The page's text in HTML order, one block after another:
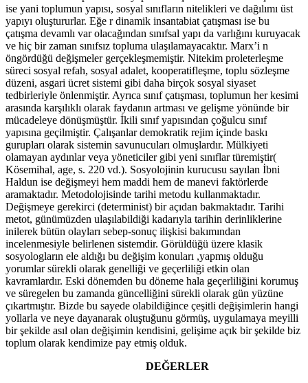
ise yani toplumun yapısı, sosyal sınıfların nitelikleri ve dağılımı üst
yapıyı oluştururlar. Eğe r dinamik insantabiat çatışması ise bu
çatışma devamlı var olacağından sınıfsal yapı da varlığını kuruyacak
ve hiç bir zaman sınıfsız topluma ulaşılamayacaktır. Marx’i n
öngördüğü değişmeler gerçekleşmemiştir. Nitekim proleterleşme
süreci sosyal refah, sosyal adalet, kooperatifleşme, toplu sözleşme
düzeni, asgari ücret sistemi gibi daha birçok sosyal siyaset
tedbirleriyle önlenmiştir. Ayrıca sınıf çatışması, toplumun her kesimi
arasında karşılıklı olarak faydanın artması ve gelişme yönünde bir
mücadeleye dönüşmüştür. İkili sınıf yapısından çoğulcu sınıf
yapısına geçilmiştir. Çalışanlar demokratik rejim içinde baskı
gurupları olarak sistemin savunucuları olmuşlardır. Mülkiyeti
olamayan aydınlar veya yöneticiler gibi yeni sınıflar türemiştir(
Kösemihal, age, s. 220 vd.). Sosyolojinin kurucusu sayılan İbni
Haldun ise değişmeyi hem maddi hem de manevi faktörlerde
aramaktadır. Metodolojisinde tarihi metodu kullanmaktadır.
Değişmeye gerekirci (determinist) bir açıdan bakmaktadır. Tarihi
metot, günümüzden ulaşılabildiği kadarıyla tarihin derinliklerine
inilerek bütün olayları sebep-sonuç ilişkisi bakımından
incelenmesiyle belirlenen sistemdir. Görüldüğü üzere klasik
sosyologların ele aldığı bu değişim konuları ,yapmış olduğu
yorumlar sürekli olarak genelliği ve geçerliliği etkin olan
kavramlardır. Eski dönemden bu döneme hala geçerliliğini korumuş
ve süregelen bu zamanda güncelliğini sürekli olarak gün yüzüne
çıkartmıştır. Bizde bu sayede olabildiğince çeşitli değişimlerin hangi
yollarla ve neye dayanarak oluştuğunu görmüş, uygulamaya meyilli
bir şekilde asıl olan değişimin kendisini, gelişime açık bir şekilde biz
toplum olarak kendimize pay etmiş olduk.
DEĞERLER